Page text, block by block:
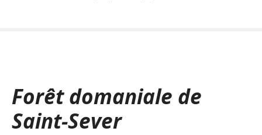
Forêt domaniale de
Saint-Sever